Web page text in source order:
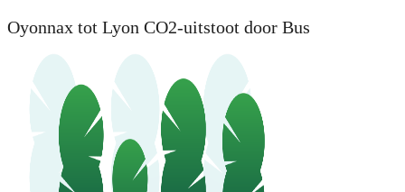
Oyonnax tot Lyon CO2-uitstoot door Bus